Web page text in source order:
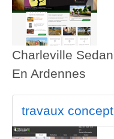
Charleville Sedan
En Ardennes
travaux concept